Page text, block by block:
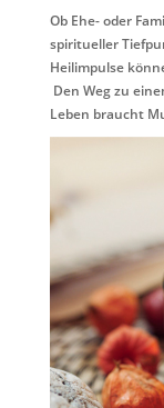
Ob Ehe- oder
spiritueller
Heilimpulse
Den Weg zu
Leben braucht